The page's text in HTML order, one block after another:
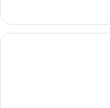
Chambre